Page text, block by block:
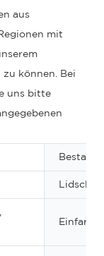
aus
mit
können. Bei
uns bitte